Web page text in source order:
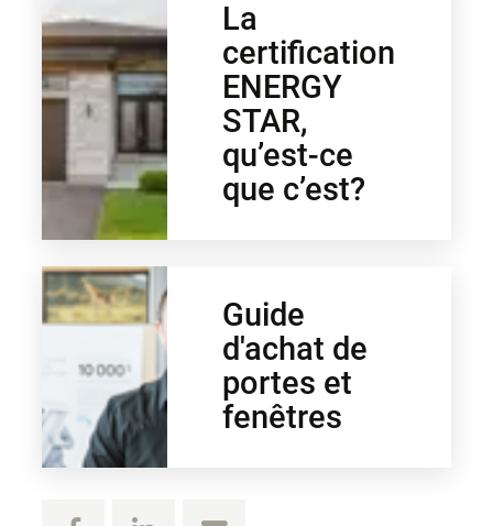
La
certification
ENERGY
STAR,
qu’est-ce
que c’est?
Guide
d'achat de
portes et
fenêtres